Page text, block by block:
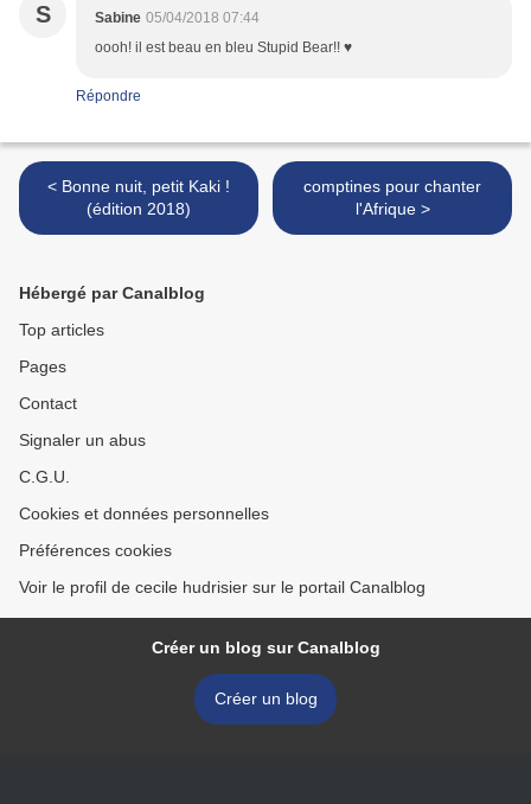
S Sabine 05/04/2018 07:44
oooh! il est beau en bleu Stupid Bear!! ♥
Répondre
< Bonne nuit, petit Kaki !
(édition 2018)
comptines pour chanter
l'Afrique >
Hébergé par Canalblog
Top articles
Pages
Contact
Signaler un abus
C.G.U.
Cookies et données personnelles
Préférences cookies
Voir le profil de cecile hudrisier sur le portail Canalblog
Créer un blog sur Canalblog
Créer un blog